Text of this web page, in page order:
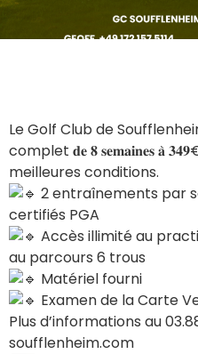
Le Golf Club de
complet 𝐝𝐞 𝟖 𝐬𝐞𝐦𝐚𝐢𝐧𝐞𝐬 𝐚̀
meilleures conditions.
2 entraînements par
certifiés PGA
Accès illimité au
au parcours 6 trous
Matériel fourni
Examen de la Carte
Plus d’informations au
soufflenheim.com